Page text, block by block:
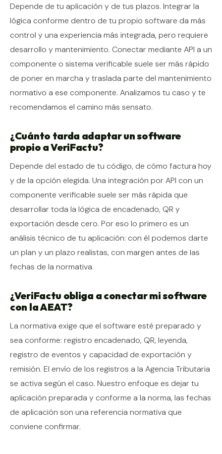
Depende de tu aplicación y de tus plazos. Integrar la
lógica conforme dentro de tu propio software da más
control y una experiencia más integrada, pero requiere
desarrollo y mantenimiento. Conectar mediante API a un
componente o sistema verificable suele ser más rápido
de poner en marcha y traslada parte del mantenimiento
normativo a ese componente. Analizamos tu caso y te
recomendamos el camino más sensato.
¿Cuánto tarda adaptar un software
propio a VeriFactu?
Depende del estado de tu código, de cómo factura hoy
y de la opción elegida. Una integración por API con un
componente verificable suele ser más rápida que
desarrollar toda la lógica de encadenado, QR y
exportación desde cero. Por eso lo primero es un
análisis técnico de tu aplicación: con él podemos darte
un plan y un plazo realistas, con margen antes de las
fechas de la normativa.
¿VeriFactu obliga a conectar mi software
con la AEAT?
La normativa exige que el software esté preparado y
sea conforme: registro encadenado, QR, leyenda,
registro de eventos y capacidad de exportación y
remisión. El envío de los registros a la Agencia Tributaria
se activa según el caso. Nuestro enfoque es dejar tu
aplicación preparada y conforme a la norma, las fechas
de aplicación son una referencia normativa que
conviene confirmar.